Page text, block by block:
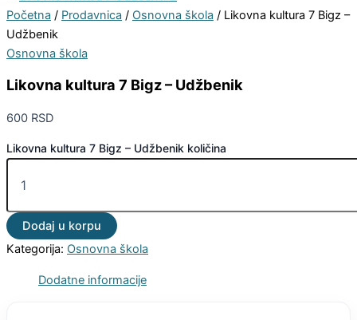
Početna / Prodavnica / Osnovna škola / Likovna kultura 7 Bigz –
Udžbenik
Osnovna škola
Likovna kultura 7 Bigz – Udžbenik
600 RSD
Likovna kultura 7 Bigz – Udžbenik količina
Dodaj u korpu
Kategorija: Osnovna škola
Dodatne informacije